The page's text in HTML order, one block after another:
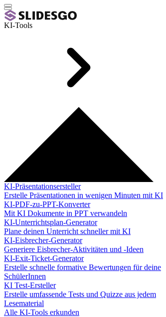
KI-Tools
KI-Präsentationsersteller
Erstelle Präsentationen in wenigen Minuten mit KI
KI-PDF-zu-PPT-Konverter
Mit KI Dokumente in PPT verwandeln
KI-Unterrichtsplan-Generator
Plane deinen Unterricht schneller mit KI
KI-Eisbrecher-Generator
Generiere Eisbrecher-Aktivitäten und -Ideen
KI-Exit-Ticket-Generator
Erstelle schnelle formative Bewertungen für deine
SchülerInnen
KI Test-Ersteller
Erstelle umfassende Tests und Quizze aus jedem
Lesematerial
Alle KI-Tools erkunden